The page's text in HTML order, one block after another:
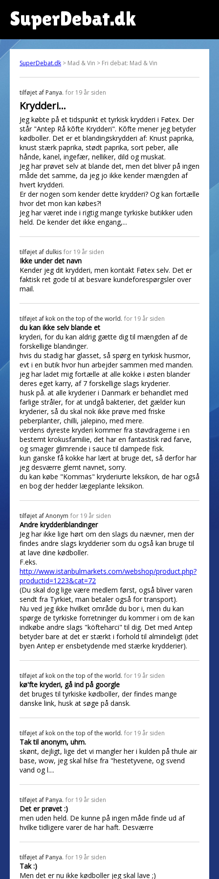
SuperDebat.dk
SuperDebat.dk > Mad & Vin > Fri debat: Mad & Vin
tilføjet af Panya. for 19 år siden
Krydderi...
Jeg købte på et tidspunkt et tyrkisk krydderi i Føtex. Der
står "Antep Rå kõfte Krydderi". Kõfte mener jeg betyder
kødboller. Det er et blandingskrydderi af: Knust paprika,
knust stærk paprika, stødt paprika, sort peber, alle
hånde, kanel, ingefær, nelliker, dild og muskat.
Jeg har prøvet selv at blande det, men det bliver på ingen
måde det samme, da jeg jo ikke kender mængden af
hvert krydderi.
Er der nogen som kender dette krydderi? Og kan fortælle
hvor det mon kan købes?!
Jeg har været inde i rigtig mange tyrkiske butikker uden
held. De kender det ikke engang,...
tilføjet af dulkis for 19 år siden
Ikke under det navn
Kender jeg dit krydderi, men kontakt Føtex selv. Det er
faktisk ret gode til at besvare kundeforespørgsler over
mail.
tilføjet af kok on the top of the world. for 19 år siden
du kan ikke selv blande et
kryderi, for du kan aldrig gætte dig til mængden af de
forskellige blandinger.
hvis du stadig har glasset, så spørg en tyrkisk husmor,
evt i en butik hvor hun arbejder sammen med manden.
jeg har ladet mig fortælle at alle kokke i østen blander
deres eget karry, af 7 forskellige slags kryderier.
husk på. at alle kryderier i Danmark er behandlet med
farlige stråler, for at undgå bakterier, det gælder kun
kryderier, så du skal nok ikke prøve med friske
peberplanter, chilli, jalepino, med mere.
verdens dyreste kryderi kommer fra støvdragerne i en
bestemt krokusfamilie, det har en fantastisk rød farve,
og smager glimrende i sauce til dampede fisk.
kun ganske få kokke har lært at bruge det, så derfor har
jeg desværre glemt navnet, sorry.
du kan købe "Kommas" kryderiurte leksikon, de har også
en bog der hedder lægeplante leksikon.
tilføjet afAnonym for 19 år siden
Andre krydderiblandinger
Jeg har ikke lige hørt om den slags du nævner, men der
findes andre slags krydderier som du også kan bruge til
at lave dine kødboller.
F.eks.
http://www.istanbulmarkets.com/webshop/product.php?
productid=1223&cat=72
(Du skal dog lige være medlem først, også bliver varen
sendt fra Tyrkiet, man betaler også for transport).
Nu ved jeg ikke hvilket område du bor i, men du kan
spørge de tyrkiske forretninger du kommer i om de kan
indkøbe andre slags "köfteharci" til dig. Det med Antep
betyder bare at det er stærkt i forhold til almindeligt (idet
byen Antep er ensbetydende med stærke krydderier).
tilføjet af kok on the top of the world. for 19 år siden
kø'fte kryderi, gå ind på goorgle
det bruges til tyrkiske kødboller, der findes mange
danske link, husk at søge på dansk.
tilføjet af kok on the top of the world. for 19 år siden
Tak til anonym, uhm.
skønt, dejligt, lige det vi mangler her i kulden på thule air
base, wow, jeg skal hilse fra "hestetyvene, og svend
vand og l....
tilføjet af Panya. for 19 år siden
Det er prøvet :)
men uden held. De kunne på ingen måde finde ud af
hvilke tidligere varer de har haft. Desværre
tilføjet af Panya. for 19 år siden
Tak :)
Men det er nu ikke kødboller jeg skal lave ;)